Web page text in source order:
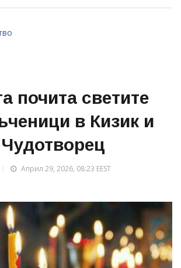
почита светите
в Кизик и
Април 29, 2026, 08:23 EEST